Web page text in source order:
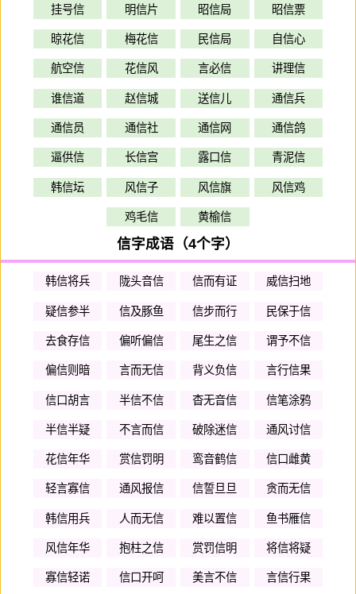
挂号信 明信片 昭信局 昭信票
晾花信 梅花信 民信局 自信心
航空信 花信风 言必信 讲理信
谁信道 赵信城 送信儿 通信兵
通信员 通信社 通信网 通信鸽
逼供信 长信宫 露口信 青泥信
韩信坛 风信子 风信旗 风信鸡
鸡毛信 黄榆信
信字成语（4个字）
韩信将兵 陇头音信 信而有证 威信扫地
疑信参半 信及豚鱼 信步而行 民保于信
去食存信 偏听偏信 尾生之信 谓予不信
偏信则暗 言而无信 背义负信 言行信果
信口胡言 半信不信 杳无音信 信笔涂鸦
半信半疑 不言而信 破除迷信 通风讨信
花信年华 赏信罚明 鸾音鹤信 信口雌黄
轻言寡信 通风报信 信誓旦旦 贪而无信
韩信用兵 人而无信 难以置信 鱼书雁信
风信年华 抱柱之信 赏罚信明 将信将疑
寡信轻诺 信口开呵 美言不信 言信行果